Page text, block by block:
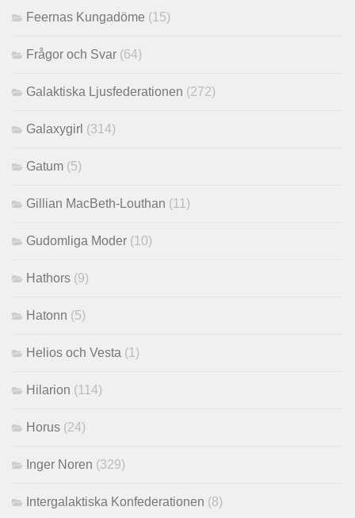
Feernas Kungadöme (15)
Frågor och Svar (64)
Galaktiska Ljusfederationen (272)
Galaxygirl (314)
Gatum (5)
Gillian MacBeth-Louthan (11)
Gudomliga Moder (10)
Hathors (9)
Hatonn (5)
Helios och Vesta (1)
Hilarion (114)
Horus (24)
Inger Noren (329)
Intergalaktiska Konfederationen (8)